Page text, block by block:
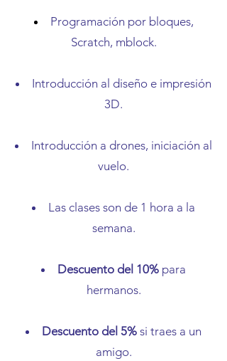
Programación por bloques,
Scratch, mblock.
Introducción al diseño e impresión
3D.
Introducción a drones, iniciación al
vuelo.
Las clases son de 1 hora a la
semana.
Descuento del 10% para
hermanos.
Descuento del 5% si traes a un
amigo.